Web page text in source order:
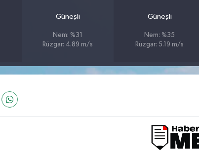
Güneşli
Nem: %31
Rüzgar: 4.89 m/s
Güneşli
Nem: %35
Rüzgar: 5.19 m/s